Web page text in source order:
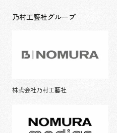
乃村工藝社グループ
株式会社乃村工藝社